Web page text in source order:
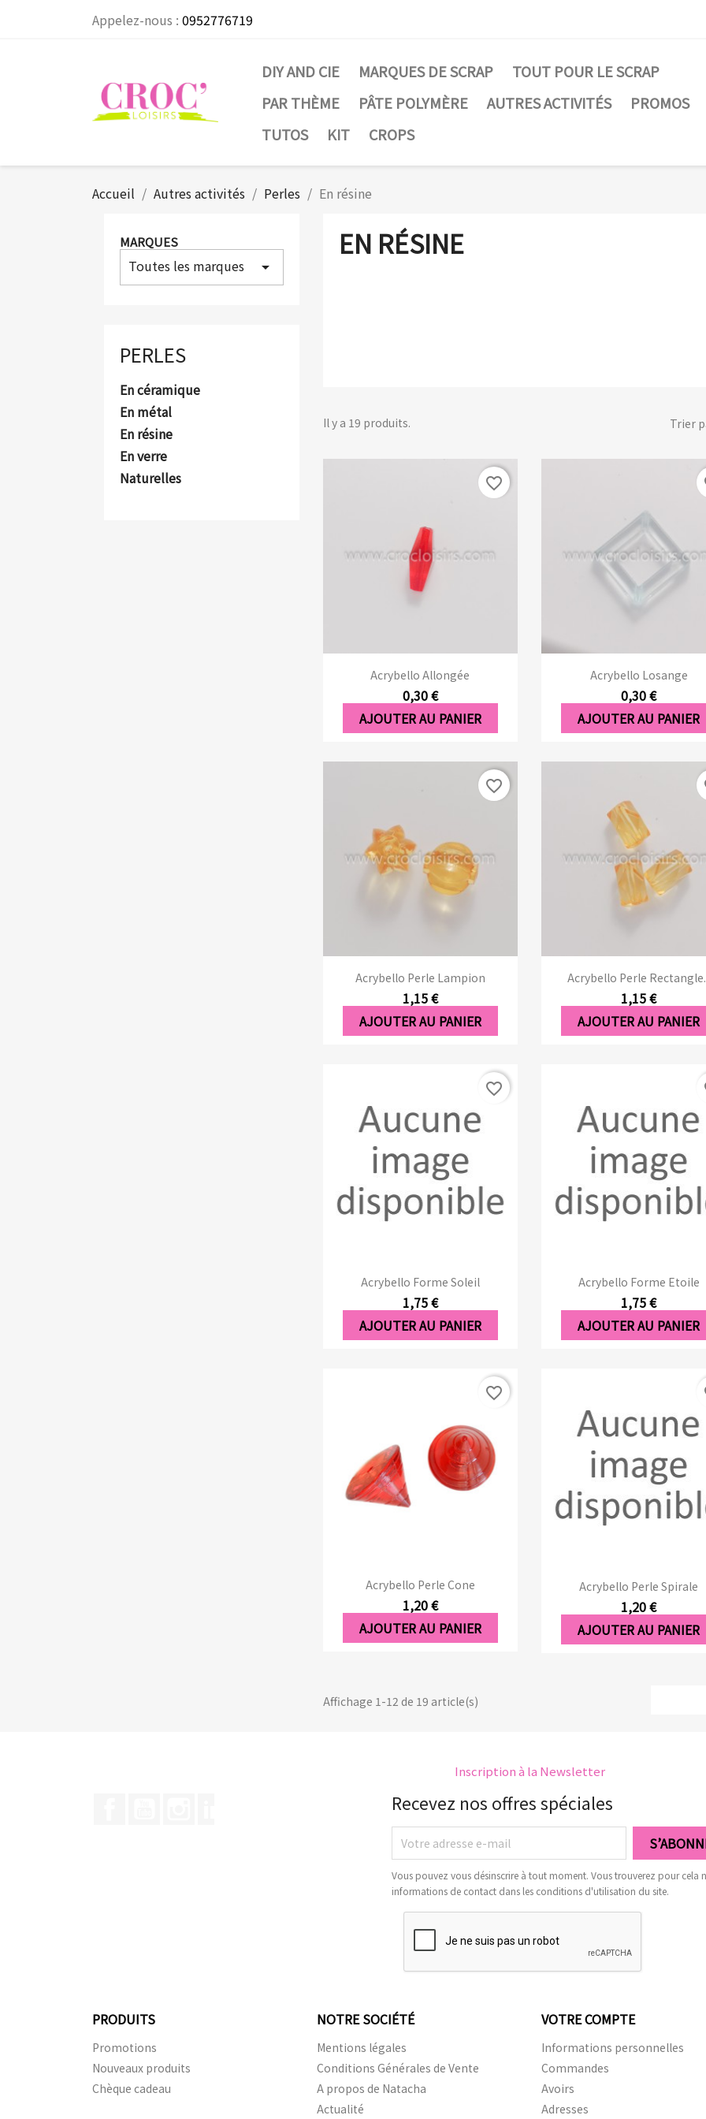
Appelez-nous : 0952776719
DIY AND CIE MARQUES DE SCRAP
TOUT POUR LE SCRAP
PAR THÈME
PÂTE POLYMÈRE AUTRES ACTIVITÉS
PROMOS
TUTOS
KIT CROPS
Accueil Autres activités Perles En résine
MARQUES
Toutes les marques arrow_drop_down
PERLES
En céramique
En métal
En résine
En verre
Naturelles
EN RÉSINE
Il y a 19 produits. Trier
Acrybello Allongée
0,30 €
AJOUTER AU PANIER
Aperçu rapide
favorite_border
Acrybello Losange
0,30 €
AJOUTER AU PANIER
Aperçu rapide
Acrybello Perle Lampion
1,15 €
AJOUTER AU PANIER
Aperçu rapide
favorite_border
Acrybello Perle
1,15 €
AJOUTER AU PANIER
Aperçu rapide
Acrybello Forme Soleil
1,75 €
AJOUTER AU PANIER
Aperçu rapide
favorite_border
Acrybello Forme Etoile
1,75 €
AJOUTER AU PANIER
Aperçu rapide
Acrybello Perle Cone
1,20 €
AJOUTER AU PANIER
Aperçu rapide
favorite_border
Acrybello Perle Spirale
1,20 €
AJOUTER AU PANIER
Aperçu rapide
Affichage 1-12 de 19 article(s)
Inscription à la Newsletter
Recevez nos offres spéciales
Vous pouvez vous désinscrire à tout moment. Vous trouverez pour cela
informations de contact dans les conditions d'utilisation du site.
PRODUITS
Promotions
Nouveaux produits
Chèque cadeau
NOTRE SOCIÉTÉ
Mentions légales
Conditions Générales de Vente
A propos de Natacha
Actualité
VOTRE COMPTE
Informations personnelles
Commandes
Avoirs
Adresses